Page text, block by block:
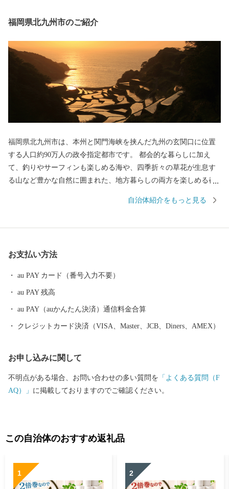
福岡県北九州市のご紹介
福岡県北九州市は、本州と関門海峡を挟んだ九州の玄関口に位置
する人口約90万人の政令指定都市です。 都会的な暮らしに加え
て、釣りやサーフィンも楽しめる海や、四季折々の草花が生息す
る山など豊かな自然に囲まれた、地方暮らしの両方を楽しめる都
明太子など本市ならではの返礼品に加え、黒毛和牛・ウナギ・カ
自治体紹介をもっと見る
お支払い方法
au PAY カード（番号入力不要）
au PAY 残高
au PAY（auかんたん決済）通信料金合算
クレジットカード決済（VISA、Master、JCB、Diners、AMEX）
お申し込みに関して
不明点がある場合、お問い合わせの多い質問を 「よくある質問（F
AQ）」 に掲載しておりますのでご確認ください。
この自治体のおすすめ返礼品
1 2